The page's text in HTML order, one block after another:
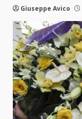
Giuseppe Avico